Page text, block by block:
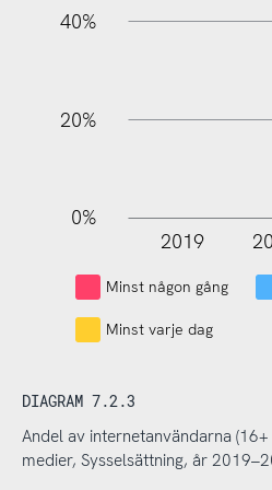
40%
20%
0%
2019
Minst någon gång
Minst varje dag
DIAGRAM 7.2.3
Andel av internetanvändarna
medier, Sysselsättning, år